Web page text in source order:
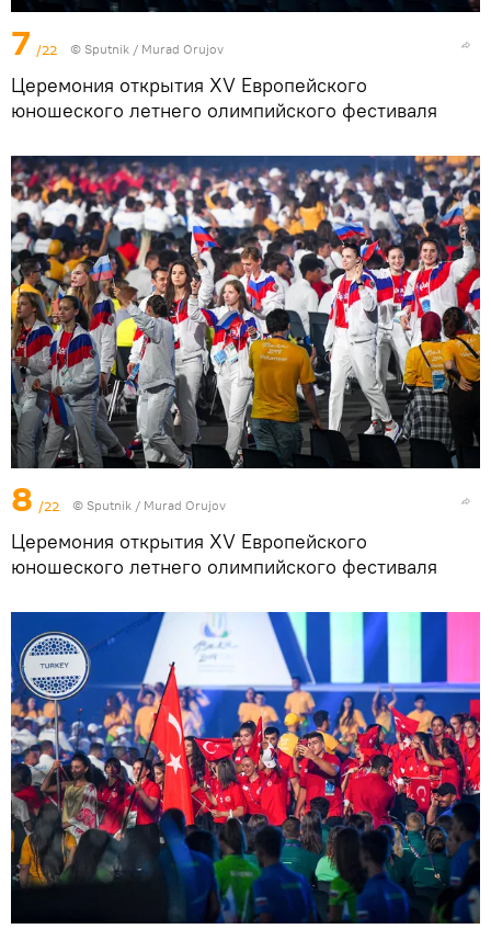
7 /22 © Sputnik / Murad Orujov
Церемония открытия XV Европейского
юношеского летнего олимпийского фестиваля
8 /22 © Sputnik / Murad Orujov
Церемония открытия XV Европейского
юношеского летнего олимпийского фестиваля